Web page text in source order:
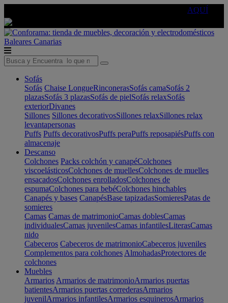
AQUÍ
Baleares Canarias
Sofás
Sofás Chaise LongueRinconerasSofás camaSofás 2
plazasSofás 3 plazasSofás de pielSofás relaxSofás
exteriorDivanes
Sillones Sillones decorativosSillones relaxSillones relax
levantapersonas
Puffs Puffs decorativosPuffs peraPuffs reposapiésPuffs con
almacenaje
Descanso
Colchones Packs colchón y canapéColchones
viscoelásticosColchones de muellesColchones de muelles
ensacadosColchones enrolladosColchones de
espumaColchones para bebéColchones hinchables
Canapés y bases CanapésBase tapizadasSomieresPatas de
somieres
Camas Camas de matrimonioCamas doblesCamas
individualesCamas juvenilesCamas infantilesLiterasCamas
nido
Cabeceros Cabeceros de matrimonioCabeceros juveniles
Complementos para colchones AlmohadasProtectores de
colchones
Muebles
Armarios Armarios de matrimonioArmarios puertas
batientesArmarios puertas correderasArmarios
juvenilArmarios infantilesArmarios esquinerosArmarios